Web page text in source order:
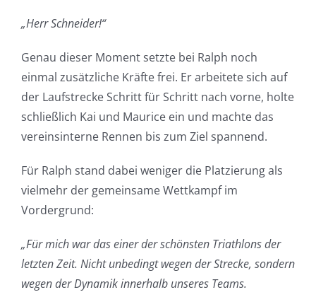
„Herr Schneider!“
Genau dieser Moment setzte bei Ralph noch
einmal zusätzliche Kräfte frei. Er arbeitete sich auf
der Laufstrecke Schritt für Schritt nach vorne, holte
schließlich Kai und Maurice ein und machte das
vereinsinterne Rennen bis zum Ziel spannend.
Für Ralph stand dabei weniger die Platzierung als
vielmehr der gemeinsame Wettkampf im
Vordergrund:
„Für mich war das einer der schönsten Triathlons der
letzten Zeit. Nicht unbedingt wegen der Strecke, sondern
wegen der Dynamik innerhalb unseres Teams.